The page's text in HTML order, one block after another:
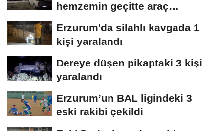
hemzemin geçitte araç
Erzurum'da silahlı kavgada 1
kişi yaralandı
Dereye düşen pikaptaki 3 kişi
yaralandı
Erzurum’un BAL ligindeki 3
eski rakibi çekildi